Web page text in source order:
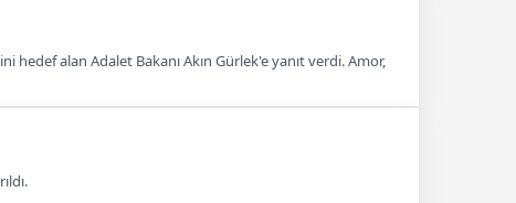
alan Adalet Bakanı Akın Gürlek'e yanıt verdi. Amor,